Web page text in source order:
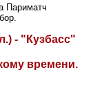
Париматч
- "Кузбасс"
времени.